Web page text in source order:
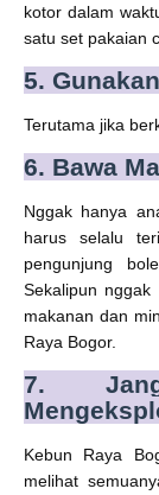
kotor dalam
satu set pakaian
5.
Terutama jika
6. Bawa
Nggak hanya
harus selalu
pengunjung
Sekalipun
makanan dan
Raya Bogor.
7.
Kebun Raya
melihat